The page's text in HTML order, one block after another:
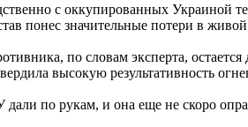
с оккупированных Украиной
понес значительные потери в
по словам эксперта,
высокую результативность
по рукам, и она еще не скоро